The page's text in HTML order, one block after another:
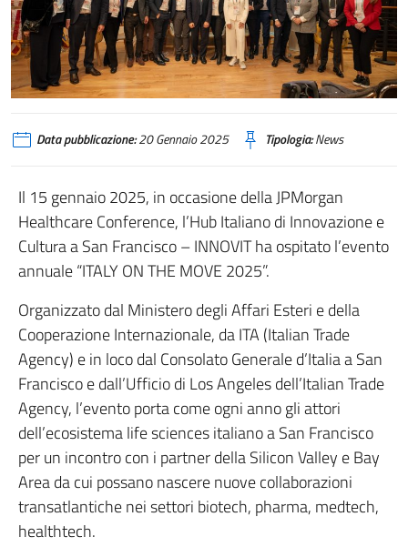
Data pubblicazione:20 Gennaio 2025 Tipologia:News
Il 15 gennaio 2025, in occasione della JPMorgan
Healthcare Conference, l’Hub Italiano di Innovazione e
Cultura a San Francisco – INNOVIT ha ospitato l’evento
annuale “ITALY ON THE MOVE 2025”.
Organizzato dal Ministero degli Affari Esteri e della
Cooperazione Internazionale, da ITA (Italian Trade
Agency) e in loco dal Consolato Generale d’Italia a San
Francisco e dall’Ufficio di Los Angeles dell’Italian Trade
Agency, l’evento porta come ogni anno gli attori
dell’ecosistema life sciences italiano a San Francisco
per un incontro con i partner della Silicon Valley e Bay
Area da cui possano nascere nuove collaborazioni
transatlantiche nei settori biotech, pharma, medtech,
healthtech.